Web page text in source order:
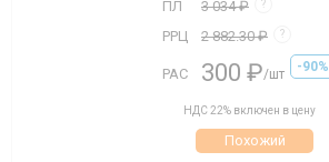
ПЛ 3 034 ₽ ?
РРЦ 2 882.30 ₽ ?
РАС 300 ₽/шт -90%
НДС 22% включен в цену
Похожий